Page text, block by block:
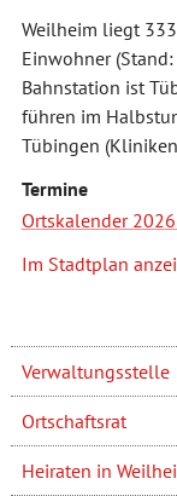
Weilheim liegt
Einwohner
Bahnstation ist
führen im
Tübingen
Termine
Ortskalender 2026
Im Stadtplan
Verwaltungsstelle
Ortschaftsrat
Heiraten in